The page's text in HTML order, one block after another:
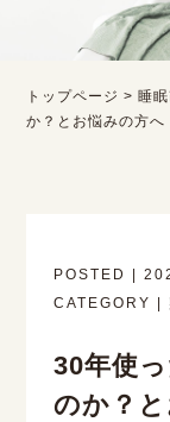
トップページ > 睡
か？とお悩みの方へ
POSTED |
CATEGORY |
30年使
のか？